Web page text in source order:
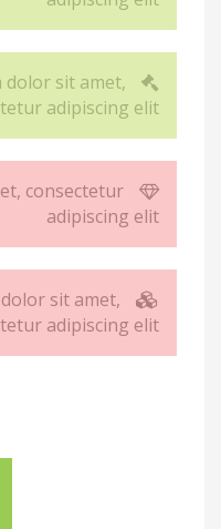
dolor sit amet,
adipiscing elit
consectetur
adipiscing elit
sit amet,
adipiscing elit